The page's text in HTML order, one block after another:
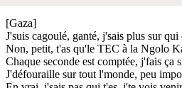
[Gaza]
J'suis cagoulé, ganté, j'sais plus sur qui
Non, petit, t'as qu'le TEC à la Ngolo
Chaque seconde est comptée, j'fais ça
J'défouraille sur tout l'monde, peu